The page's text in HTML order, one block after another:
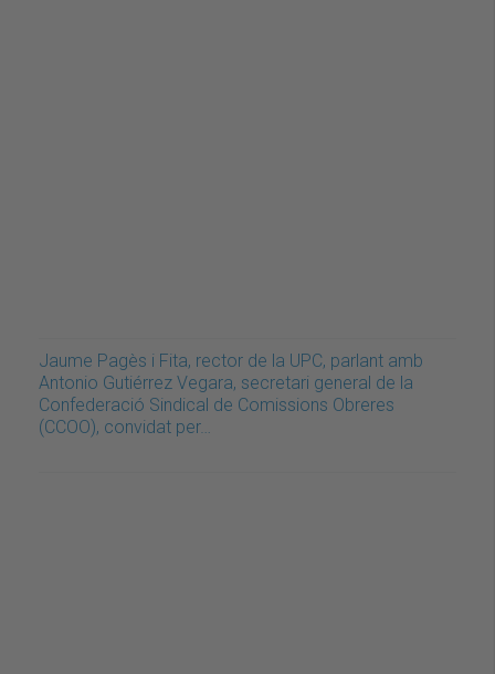
Jaume Pagès i Fita, rector de la UPC, parlant amb
Antonio Gutiérrez Vegara, secretari general de la
Confederació Sindical de Comissions Obreres
(CCOO), convidat per…